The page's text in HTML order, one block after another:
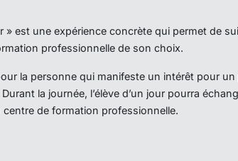
» est une expérience concrète qui permet de
professionnelle de son choix.
la personne qui manifeste un intérêt pour
la journée, l’élève d’un jour pourra
de formation professionnelle.